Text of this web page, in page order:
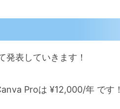
発表していきます！
Proは ¥12,000/年 です！